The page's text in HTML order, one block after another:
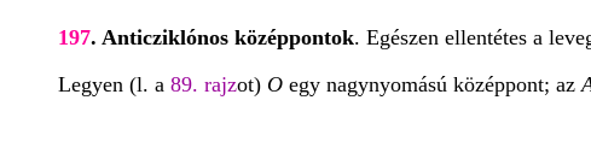
197. Anticziklónos középpontok. Egészen ellentétes a
Legyen (l. a 89. rajzot) O egy nagynyomású középpont; az